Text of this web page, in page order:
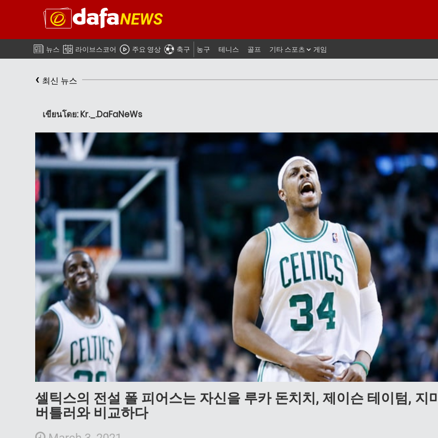
뉴스 라이브스코어 주요 영상 축구 농구 테니스 골프 기타 스포츠 게임
‹ 최신 뉴스
เขียนโดย: Kr._.DaFaNeWs
셀틱스의 전설 폴 피어스는 자신을 루카 돈치치, 제이슨 테이텀, 지
버틀러와 비교하다